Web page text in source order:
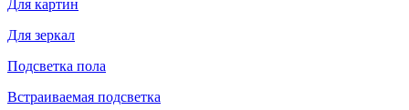
Для картин
Для зеркал
Подсветка пола
Встраиваемая подсветка